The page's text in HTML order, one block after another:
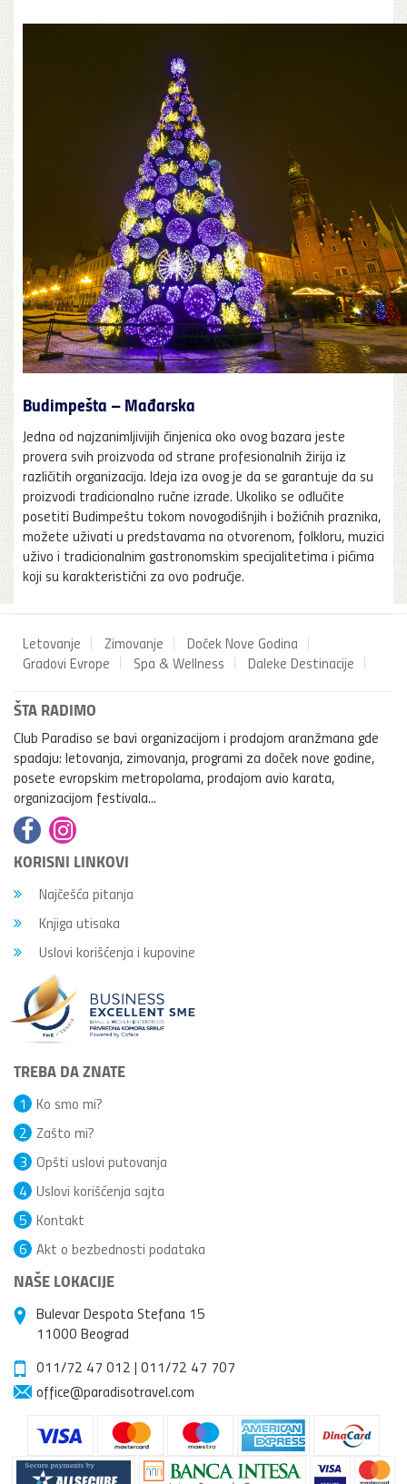
Budimpešta – Mađarska
Jedna od najzanimljivijih činjenica oko ovog bazara jeste
provera svih proizvoda od strane profesionalnih žirija iz
različitih organizacija. Ideja iza ovog je da se garantuje da su
proizvodi tradicionalno ručne izrade. Ukoliko se odlučite
posetiti Budimpeštu tokom novogodišnjih i božićnih praznika,
možete uživati u predstavama na otvorenom, folkloru, muzici
uživo i tradicionalnim gastronomskim specijalitetima i pićima
koji su karakteristični za ovo područje.
Letovanje Zimovanje
Doček Nove Godina
Gradovi Evrope
Spa & Wellness Daleke Destinacije
ŠTA RADIMO
Club Paradiso se bavi organizacijom i prodajom aranžmana gde
spadaju: letovanja, zimovanja, programi za doček nove godine,
posete evropskim metropolama, prodajom avio karata,
organizacijom festivala...
KORISNI LINKOVI
Najčešća pitanja
Knjiga utisaka
Uslovi korišćenja i kupovine
TREBA DA ZNATE
Ko smo mi?
1
Zašto mi?
2
Opšti uslovi putovanja
3
Uslovi korišćenja sajta
4
Kontakt
5
Akt o bezbednosti podataka
6
NAŠE LOKACIJE
Bulevar Despota Stefana 15
11000 Beograd
011/72 47 012 | 011/72 47 707
office@paradisotravel.com